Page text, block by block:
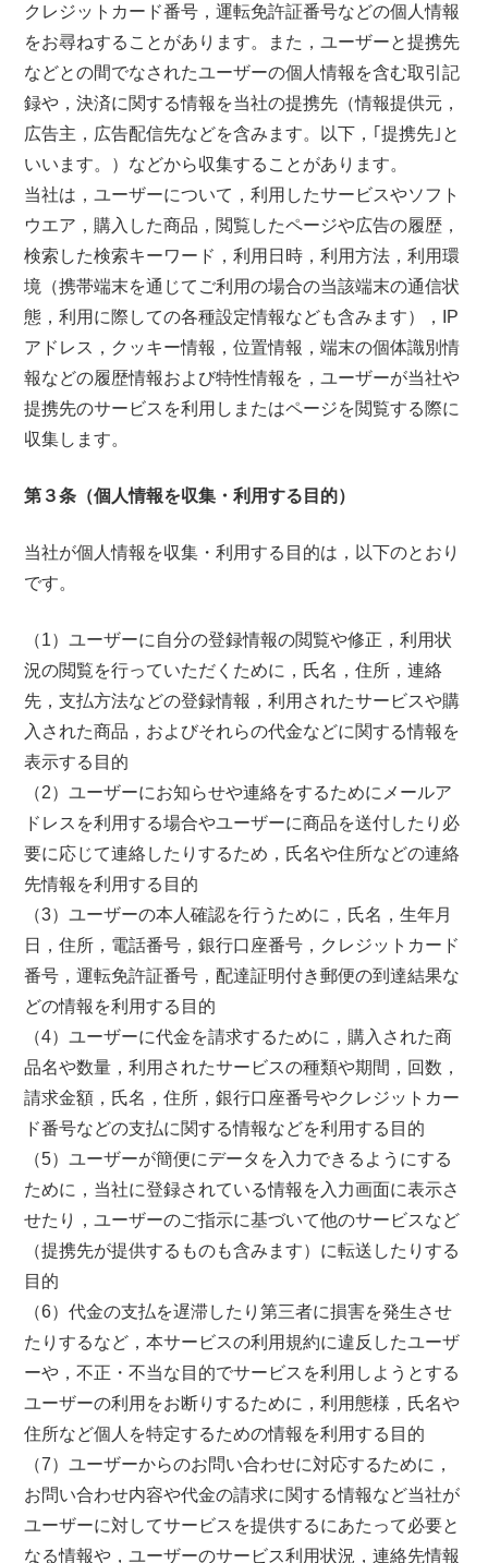
クレジットカード番号，運転免許証番号などの個人情報
をお尋ねすることがあります。また，ユーザーと提携先
などとの間でなされたユーザーの個人情報を含む取引記
録や，決済に関する情報を当社の提携先（情報提供元，
広告主，広告配信先などを含みます。以下，｢提携先｣と
いいます。）などから収集することがあります。
当社は，ユーザーについて，利用したサービスやソフト
ウエア，購入した商品，閲覧したページや広告の履歴，
検索した検索キーワード，利用日時，利用方法，利用環
境（携帯端末を通じてご利用の場合の当該端末の通信状
態，利用に際しての各種設定情報なども含みます），IP
アドレス，クッキー情報，位置情報，端末の個体識別情
報などの履歴情報および特性情報を，ユーザーが当社や
提携先のサービスを利用しまたはページを閲覧する際に
収集します。
第３条（個人情報を収集・利用する目的）
当社が個人情報を収集・利用する目的は，以下のとおり
です。
（1）ユーザーに自分の登録情報の閲覧や修正，利用状
況の閲覧を行っていただくために，氏名，住所，連絡
先，支払方法などの登録情報，利用されたサービスや購
入された商品，およびそれらの代金などに関する情報を
表示する目的
（2）ユーザーにお知らせや連絡をするためにメールア
ドレスを利用する場合やユーザーに商品を送付したり必
要に応じて連絡したりするため，氏名や住所などの連絡
先情報を利用する目的
（3）ユーザーの本人確認を行うために，氏名，生年月
日，住所，電話番号，銀行口座番号，クレジットカード
番号，運転免許証番号，配達証明付き郵便の到達結果な
どの情報を利用する目的
（4）ユーザーに代金を請求するために，購入された商
品名や数量，利用されたサービスの種類や期間，回数，
請求金額，氏名，住所，銀行口座番号やクレジットカー
ド番号などの支払に関する情報などを利用する目的
（5）ユーザーが簡便にデータを入力できるようにする
ために，当社に登録されている情報を入力画面に表示さ
せたり，ユーザーのご指示に基づいて他のサービスなど
（提携先が提供するものも含みます）に転送したりする
目的
（6）代金の支払を遅滞したり第三者に損害を発生させ
たりするなど，本サービスの利用規約に違反したユーザ
ーや，不正・不当な目的でサービスを利用しようとする
ユーザーの利用をお断りするために，利用態様，氏名や
住所など個人を特定するための情報を利用する目的
（7）ユーザーからのお問い合わせに対応するために，
お問い合わせ内容や代金の請求に関する情報など当社が
ユーザーに対してサービスを提供するにあたって必要と
なる情報や，ユーザーのサービス利用状況，連絡先情報